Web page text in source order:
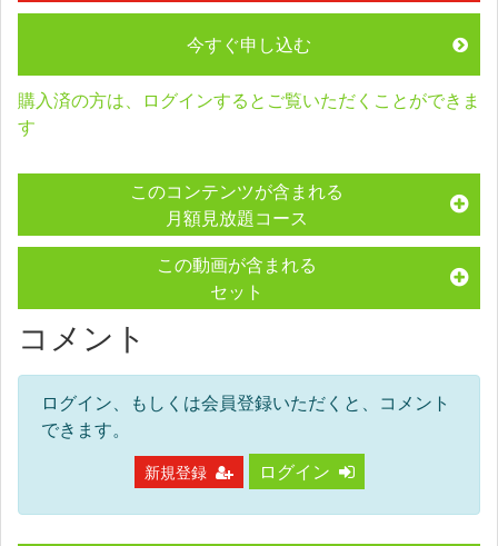
今すぐ申し込む
購入済の方は、ログインするとご覧いただくことができま
す
このコンテンツが含まれる
月額見放題コース
この動画が含まれる
セット
コメント
ログイン、もしくは会員登録いただくと、コメント
できます。
新規登録 ログイン